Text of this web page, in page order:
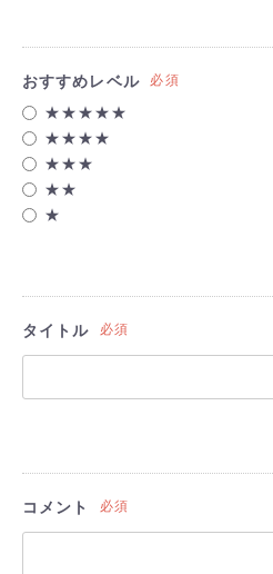
おすすめレベル 必須
★★★★★
★★★★
★★★
★★
★
タイトル 必須
コメント 必須